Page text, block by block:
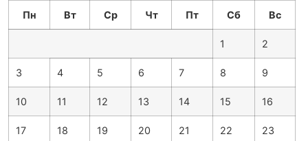
Пн
Вт Ср Чт Пт Сб Вс
1 2
3 4 5 6 7 8 9
10 11 12 13 14 15 16
17 18 19 20 21 22 23